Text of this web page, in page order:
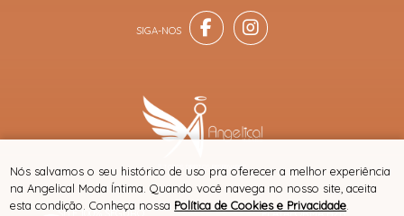
SITE 100% SEGURO PLATAFORMA B2B
® TODOS DIREITOS RESERVADOS
Nós salvamos o seu histórico de uso pra oferecer a melhor experiência
na Angelical Moda Íntima. Quando você navega no nosso site, aceita
esta condição. Conheça nossa Política de Cookies e Privacidade